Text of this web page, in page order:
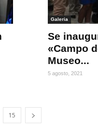
Galeria
Se
«Campo
Museo...
5 agosto, 2021
15